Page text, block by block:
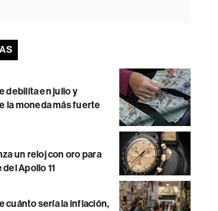
debilita en julio y
la moneda más fuerte
un reloj con oro para
Apollo 11
cuánto sería la inflación,